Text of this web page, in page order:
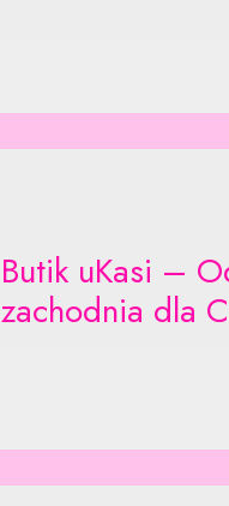
Butik uKasi –
zachodnia dla